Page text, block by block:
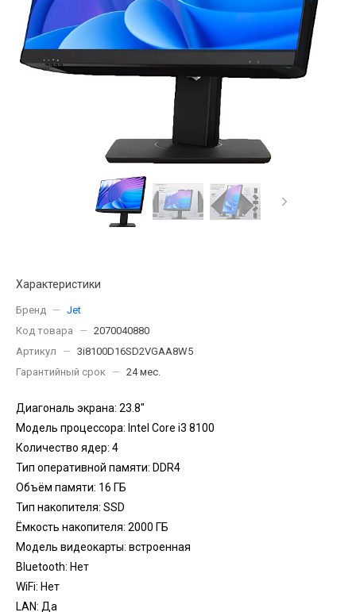
Характеристики
Бренд — Jet
Код товара
— 2070040880
Артикул
— 3i8100D16SD2VGAA8W5
Гарантийный срок
— 24 мес.
Диагональ экрана: 23.8"
Модель процессора: Intel Core i3 8100
Количество ядер: 4
Тип оперативной памяти: DDR4
Объём памяти: 16 ГБ
Тип накопителя: SSD
Ёмкость накопителя: 2000 ГБ
Модель видеокарты: встроенная
Bluetooth: Нет
WiFi: Нет
LAN: Да